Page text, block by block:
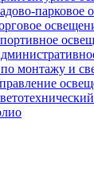
парковое
монтажу и